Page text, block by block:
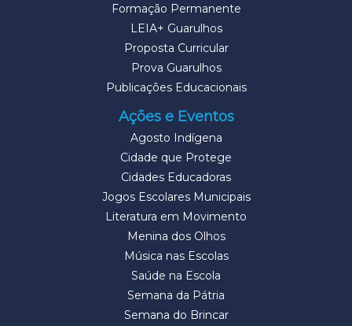
Formação Permanente
LEIA+ Guarulhos
Proposta Curricular
Prova Guarulhos
Publicações Educacionais
Ações e Eventos
Agosto Indígena
Cidade que Protege
Cidades Educadoras
Jogos Escolares Municipais
Literatura em Movimento
Menina dos Olhos
Música nas Escolas
Saúde na Escola
Semana da Pátria
Semana do Brincar